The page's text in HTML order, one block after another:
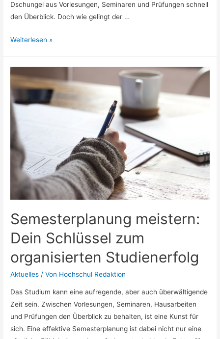
Dschungel aus Vorlesungen, Seminaren und Prüfungen schnell
den Überblick. Doch wie gelingt der …
Selbstorganisation
Wie
digitale
Methoden
den
Studienerfolg
sichern
Weiterlesen »
Semesterplanung meistern:
Dein Schlüssel zum
organisierten Studienerfolg
Aktuelles / Von Hochschul Redaktion
Das Studium kann eine aufregende, aber auch überwältigende
Zeit sein. Zwischen Vorlesungen, Seminaren, Hausarbeiten
und Prüfungen den Überblick zu behalten, ist eine Kunst für
sich. Eine effektive Semesterplanung ist dabei nicht nur eine